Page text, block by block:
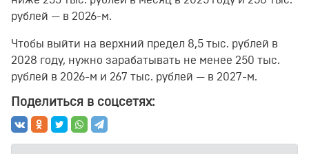
рублей — в 2026-м.
Чтобы выйти на верхний предел 8,5 тыс. рублей в
2028 году, нужно зарабатывать не менее 250 тыс.
рублей в 2026-м и 267 тыс. рублей — в 2027-м.
Поделиться в соцсетях: